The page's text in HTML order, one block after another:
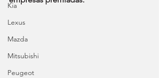
Kia
Lexus
Mazda
Mitsubishi
Peugeot